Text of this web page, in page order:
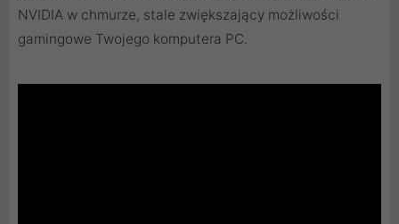
NVIDIA w chmurze, stale zwiększający możliwości
gamingowe Twojego komputera PC.